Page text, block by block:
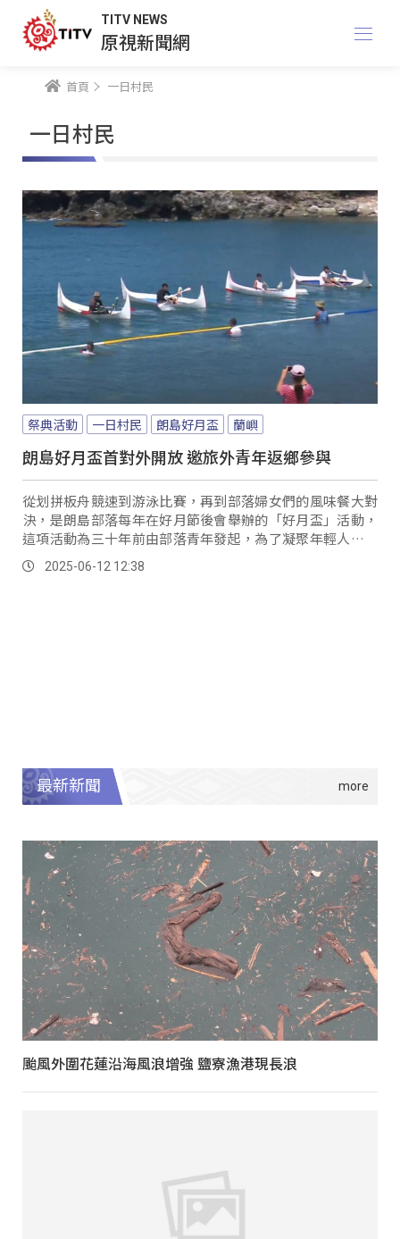
TITV NEWS
原視新聞網
首頁 一日村民
一日村民
祭典活動 一日村民 朗島好月盃 蘭嶼
朗島好月盃首對外開放 邀旅外青年返鄉參與
從划拼板舟競速到游泳比賽，再到部落婦女們的風味餐大對
決，是朗島部落每年在好月節後會舉辦的「好月盃」活動，
這項活動為三十年前由部落青年發起，為了凝聚年輕人的向
心力，一起完成一件有意義的事，活動處處能看見部落青年
對文化的重視與巧思。
2025-06-12 12:38
最新新聞
颱風外圍花蓮沿海風浪增強 鹽寮漁港現長浪